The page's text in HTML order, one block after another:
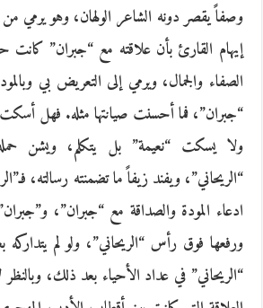
وصفاً يقصر دونه الشاعر الولهان، وهو يرمي
إيهام القارئ بأن علاقته مع “جبران” كانت
الصفاء والجمال، ويرمي إلى التعريض بي
“جبران”، فما أحسنت صيانتها مثله. فهل
ولا يسكت “نعيمة” بل يتكلم، ويشن
“الريحاني”، ويفند زيفاً ما تضمنته رسالته،
ادعاء المودة والصداقة مع “جبران”،
ورفعها فوق رأس “الريحاني”، ولو لم
“الريحاني” في عداد الأحياء بعد ذلك،